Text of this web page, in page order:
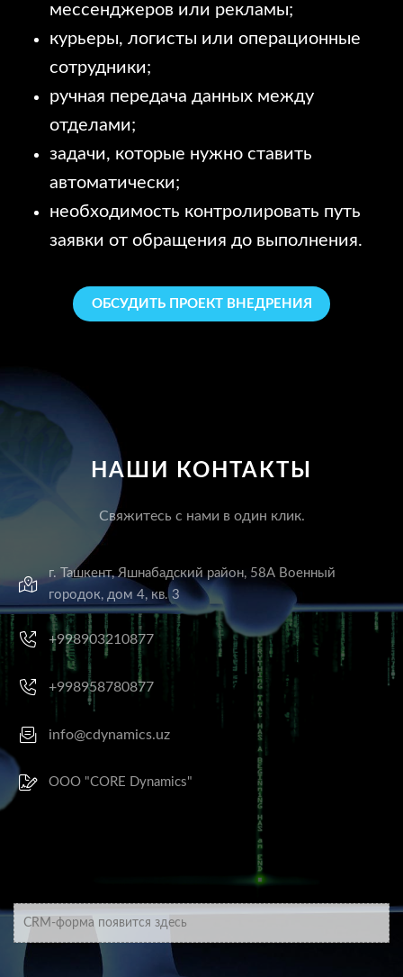
мессенджеров или рекламы;
курьеры, логисты или операционные
сотрудники;
ручная передача данных между
отделами;
задачи, которые нужно ставить
автоматически;
необходимость контролировать путь
заявки от обращения до выполнения.
ОБСУДИТЬ ПРОЕКТ ВНЕДРЕНИЯ
НАШИ КОНТАКТЫ
Свяжитесь с нами в один клик.
г. Ташкент, Яшнабадский район, 58А Военный
городок, дом 4, кв. 3
+998903210877
+998958780877
info@cdynamics.uz
ООО "CORE Dynamics"
CRM-форма появится здесь